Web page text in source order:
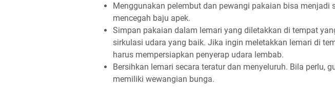
Menggunakan pelembut dan pewangi pakaian bisa menjadi
mencegah baju apek.
Simpan pakaian dalam lemari yang diletakkan di tempat
sirkulasi udara yang baik. Jika ingin meletakkan lemari di
harus mempersiapkan penyerap udara lembab.
Bersihkan lemari secara teratur dan menyeluruh. Bila perlu,
memiliki wewangian bunga.